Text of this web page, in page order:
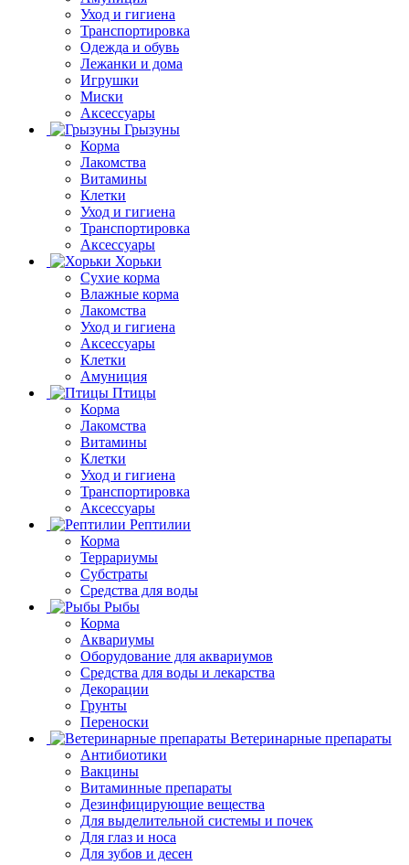
Уход и гигиена
Транспортировка
Одежда и обувь
Лежанки и дома
Игрушки
Миски
Аксессуары
Грызуны
Корма
Лакомства
Витамины
Клетки
Уход и гигиена
Транспортировка
Аксессуары
Хорьки
Сухие корма
Влажные корма
Лакомства
Уход и гигиена
Аксессуары
Клетки
Амуниция
Птицы
Корма
Лакомства
Витамины
Клетки
Уход и гигиена
Транспортировка
Аксессуары
Рептилии
Корма
Террариумы
Субстраты
Средства для воды
Рыбы
Корма
Аквариумы
Оборудование для аквариумов
Средства для воды и лекарства
Декорации
Грунты
Переноски
Ветеринарные препараты
Антибиотики
Вакцины
Витаминные препараты
Дезинфицирующие вещества
Для выделительной системы и почек
Для глаз и носа
Для зубов и десен